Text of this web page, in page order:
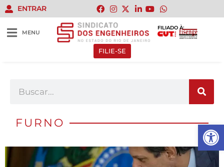
Abrir
ENTRAR
MENU
FILIADO À:
FILIE-SE
FURNO